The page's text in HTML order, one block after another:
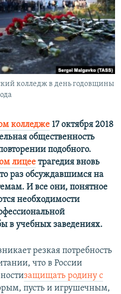
колледж в день годовщины
колледже 17 октября 2018
общественность
подобного.
лицее трагедия вновь
раз обсуждавшимся на
И все они, понятное
необходимости
в учебных заведениях.
резкая потребность
что в России
защищать родину с
пусть и игрушечным,